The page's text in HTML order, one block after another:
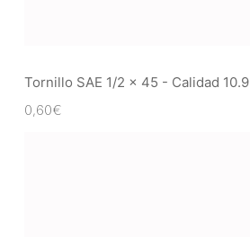
Tornillo SAE 1/2 x 45 - Calidad 10.9
0,60€